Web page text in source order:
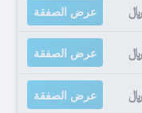
عرض الصفقة
عرض الصفقة
عرض الصفقة